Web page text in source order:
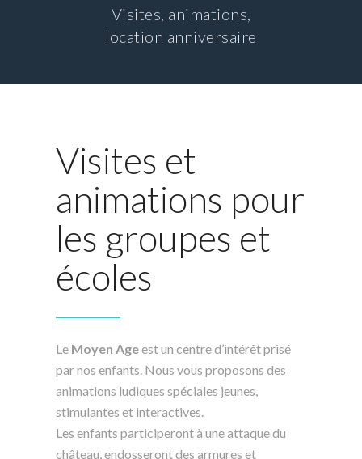
Visites, animations,
location anniversaire
Visites et
animations pour
les groupes et
écoles
Le Moyen Ageest un centre d’intérêt prisé
par nos enfants. Nous vous proposons des
animations ludiques spéciales jeunes,
stimulantes et interactives.
Les enfants participeront à une attaque du
château, endosseront des armures et